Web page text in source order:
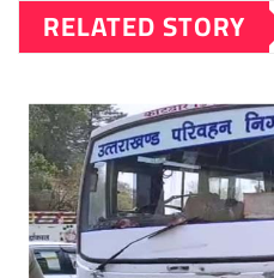
RELATED STORY